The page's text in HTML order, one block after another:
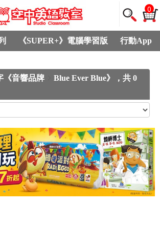
0
《SUPER+》電腦學習版 行動App
《音響品牌
Blue Ever Blue》，共 0